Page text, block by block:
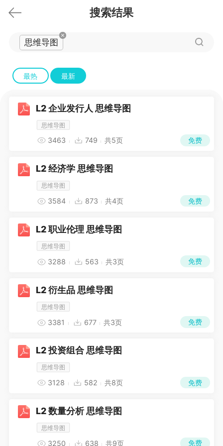
搜索结果
思维导图
最热 最新
L2 企业发行人 思维导图
思维导图
3463 749 共5页 免费
L2 经济学 思维导图
思维导图
3584 873 共4页 免费
L2 职业伦理 思维导图
思维导图
3288 563 共3页 免费
L2 衍生品 思维导图
思维导图
3381 677 共3页 免费
L2 投资组合 思维导图
思维导图
3128 582 共8页 免费
L2 数量分析 思维导图
思维导图
3250 638 共9页 免费